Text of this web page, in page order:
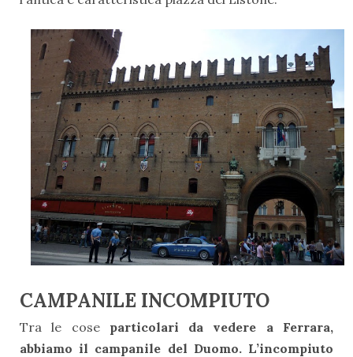
CAMPANILE INCOMPIUTO
Tra le cose particolari da vedere a Ferrara,
abbiamo il campanile del Duomo. L’incompiuto